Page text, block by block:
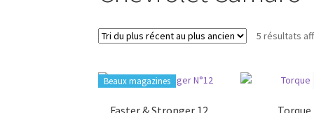
5 résultats
Beaux magazines
Faster & Stronger 12 Torque